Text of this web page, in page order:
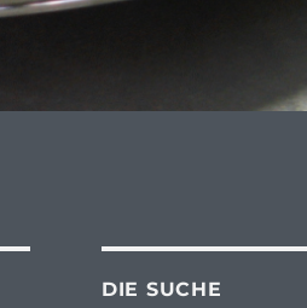
DIE SUCHE